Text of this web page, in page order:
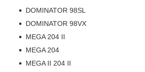
DOMINATOR 98SL
DOMINATOR 98VX
MEGA 204 II
MEGA 204
MEGA II 204 II